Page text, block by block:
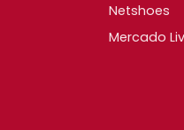
Netshoes
Mercado